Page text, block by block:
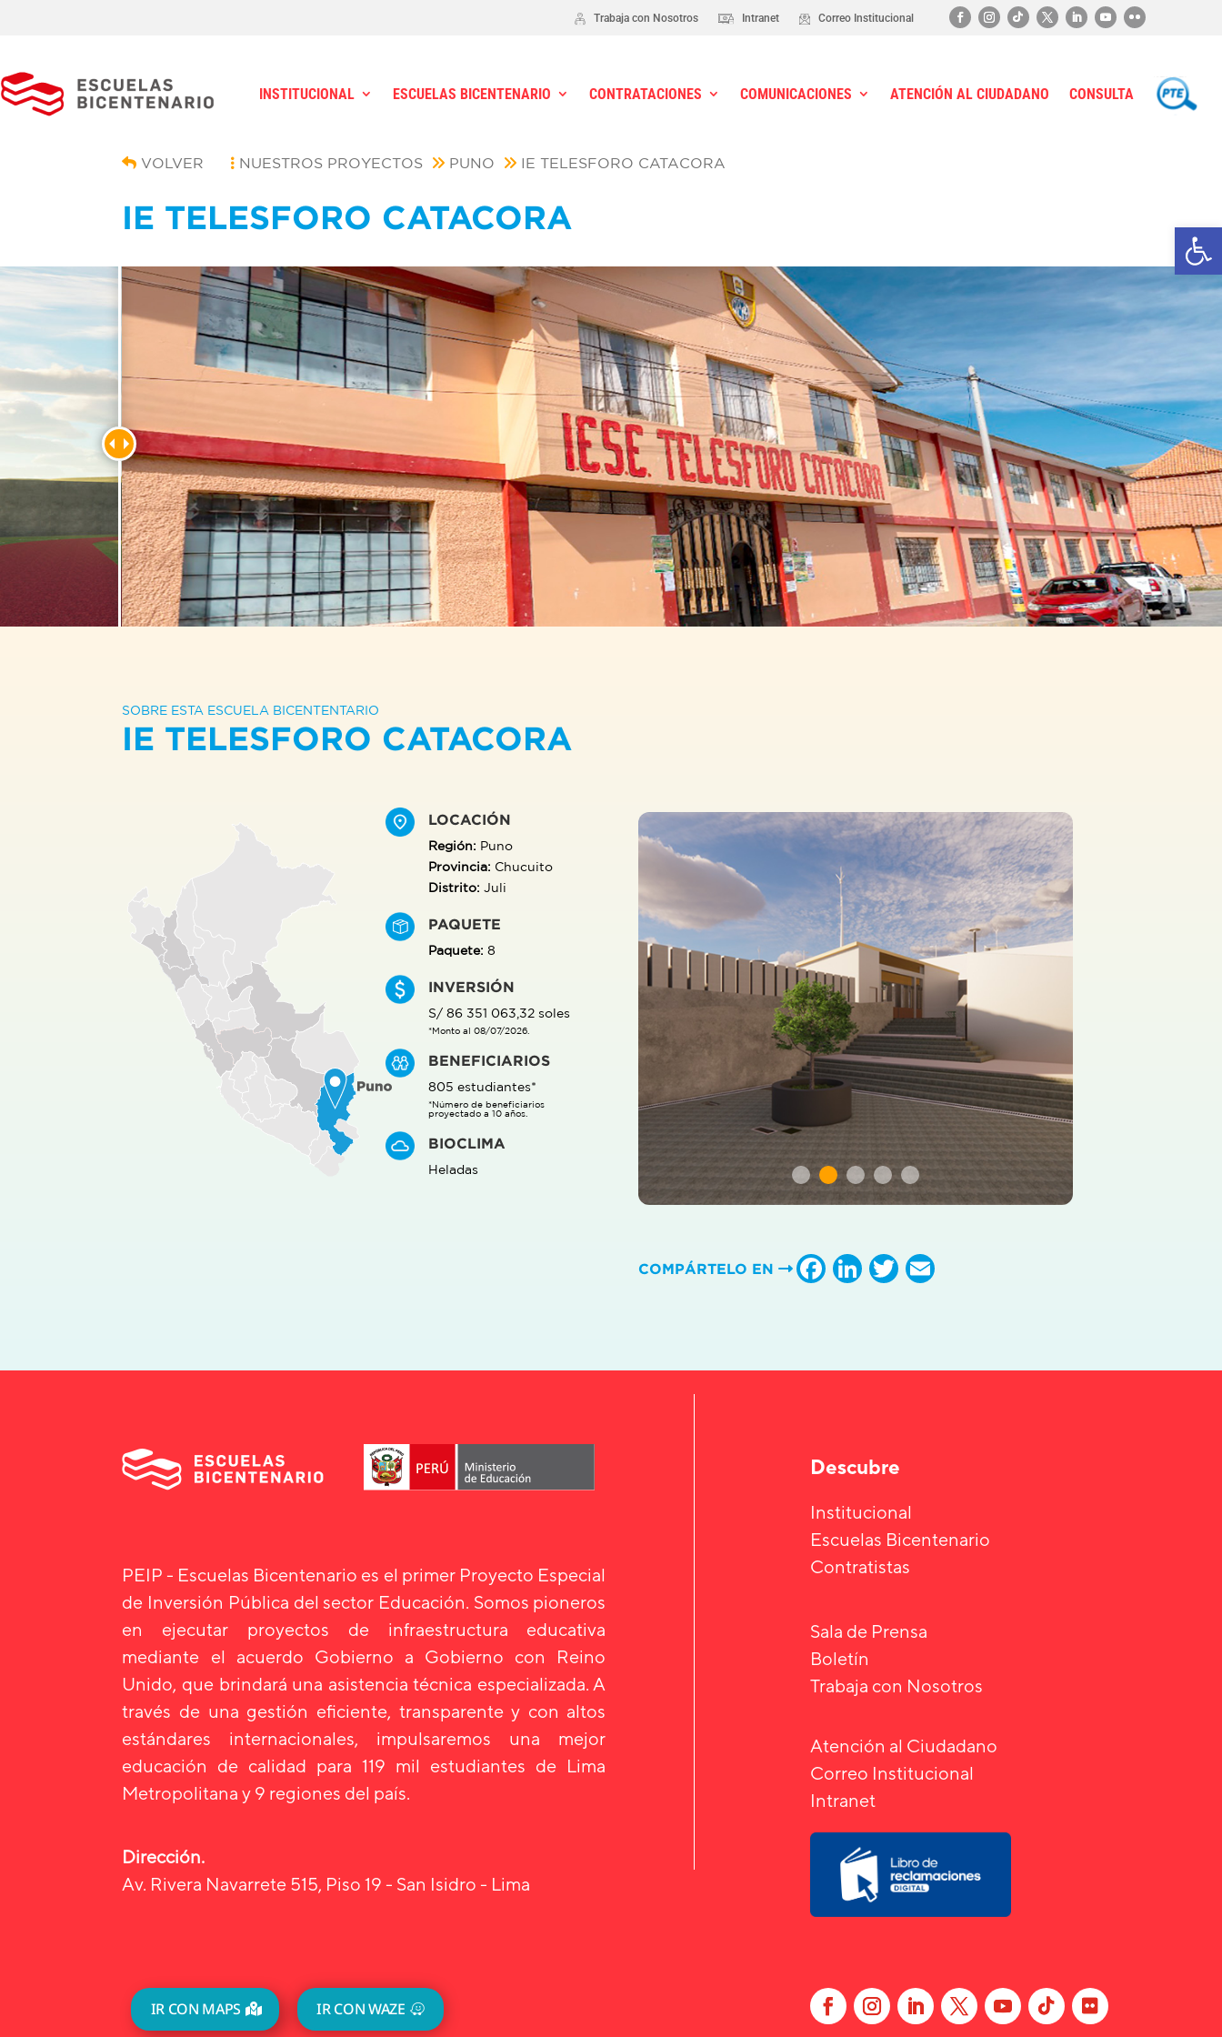
Trabaja con Nosotros Intranet Correo Institucional
INSTITUCIONAL ESCUELAS BICENTENARIO CONTRATACIONES COMUNICACIONES ATENCIÓN AL CIUDADANO CONSULTA PTE
VOLVER NUESTROS PROYECTOS PUNO IE TELESFORO CATACORA
IE TELESFORO CATACORA
SOBRE ESTA ESCUELA BICENTENTARIO
IE TELESFORO CATACORA
LOCACIÓN
Región: Puno
Provincia: Chucuito
Distrito: Juli
PAQUETE
Paquete: 8
INVERSIÓN
S/ 86 351 063,32 soles
*Monto al 08/07/2026.
BENEFICIARIOS
805 estudiantes*
*Número de beneficiarios
proyectado a 10 años.
BIOCLIMA
Heladas
COMPÁRTELO EN Facebook
LinkedIn
Twitter
Email
PEIP - Escuelas Bicentenario es el primer Proyecto Especial
de Inversión Pública del sector Educación. Somos pioneros
en ejecutar proyectos de infraestructura educativa
mediante el acuerdo Gobierno a Gobierno con Reino
Unido, que brindará una asistencia técnica especializada. A
través de una gestión eficiente, transparente y con altos
estándares internacionales, impulsaremos una mejor
educación de calidad para 119 mil estudiantes de Lima
Metropolitana y 9 regiones del país.
Dirección.
Av. Rivera Navarrete 515, Piso 19 - San Isidro - Lima
IR CON MAPS IR CON WAZE
Descubre
Institucional
Escuelas Bicentenario
Contratistas
Sala de Prensa
Boletín
Trabaja con Nosotros
Atención al Ciudadano
Correo Institucional
Intranet